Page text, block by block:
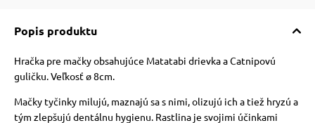
so psom
Popis produktu
Hračka pre mačky obsahujúce Matatabi drievka a Catnipovú
guličku. Veľkosť ø 8cm.
Mačky tyčinky milujú, maznajú sa s nimi, olizujú ich a tiež hryzú a
tým zlepšujú dentálnu hygienu. Rastlina je svojimi účinkami